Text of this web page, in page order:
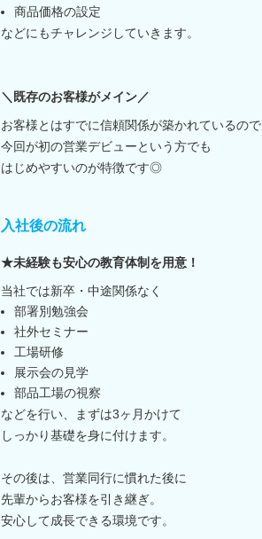
商品価格の設定
などにもチャレンジしていきます。
＼既存のお客様がメイン／
お客様とはすでに信頼関係が築かれているので
今回が初の営業デビューという方でも
はじめやすいのが特徴です◎
入社後の流れ
★未経験も安心の教育体制を用意！
当社では新卒・中途関係なく
部署別勉強会
社外セミナー
工場研修
展示会の見学
部品工場の視察
などを行い、まずは3ヶ月かけて
しっかり基礎を身に付けます。
その後は、営業同行に慣れた後に
先輩からお客様を引き継ぎ。
安心して成長できる環境です。